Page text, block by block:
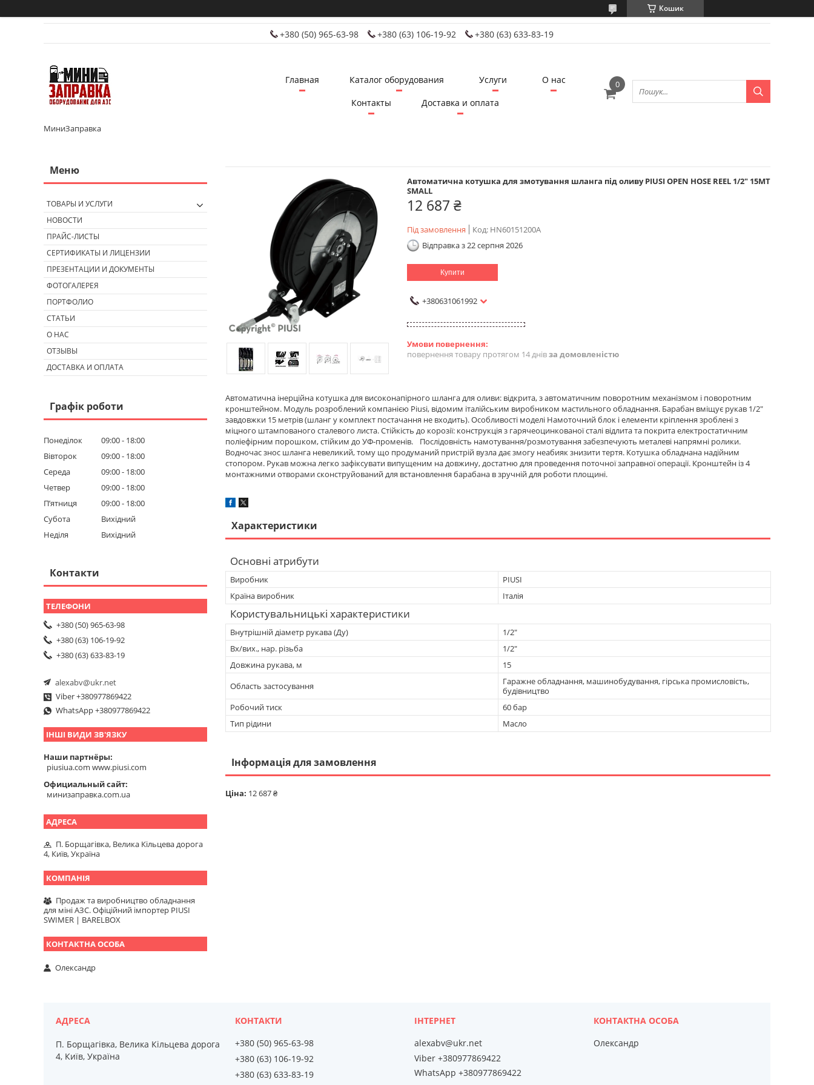
Кошик
+380 (50) 965-63-98 +380 (63) 106-19-92 +380 (63) 633-83-19
МиниЗаправка
Главная Каталог оборудования Услуги
О нас
Контакты
Доставка и оплата
Автоматична котушка для змотування шланга під оливу PIUSI OPEN HOSE REEL 1/2" 15MT
SMALL
12 687 ₴
Під замовлення Код: HN60151200A
Відправка з 22 серпня 2026
Купити
+380631061992
повернення товару протягом 14 днівза домовленістю
Автоматична інерційна котушка для високонапірного шланга для оливи: відкрита, з автоматичним поворотним механізмом і поворотним
кронштейном. Модуль розроблений компанією Piusi, відомим італійським виробником мастильного обладнання. Барабан вміщує рукав 1/2"
завдовжки 15 метрів (шланг у комплект постачання не входить). Особливості моделі Намоточний блок і елементи кріплення зроблені з
міцного штампованого сталевого листа. Стійкість до корозії: конструкція з гарячеоцинкованої сталі відлита та покрита електростатичним
поліефірним порошком, стійким до УФ-променів. Послідовність намотування/розмотування забезпечують металеві напрямні ролики.
Водночас знос шланга невеликий, тому що продуманий пристрій вузла дає змогу неабияк знизити тертя. Котушка обладнана надійним
стопором. Рукав можна легко зафіксувати випущеним на довжину, достатню для проведення поточної заправної операції. Кронштейн із 4
монтажними отворами сконструйований для встановлення барабана в зручній для роботи площині.
Характеристики
Основні атрибути
Виробник
PIUSI
Країна виробник
Італія
Користувальницькі характеристики
Внутрішній діаметр рукава (Ду)
1/2"
Вх/вих., нар. різьба
1/2"
Довжина рукава, м
15
Область застосування
Гаражне обладнання, машинобудування, гірська промисловість,
будівництво
Робочий тиск
60 бар
Тип рідини
Масло
Інформація для замовлення
Ціна: 12 687 ₴
ТОВАРЫ И УСЛУГИ
НОВОСТИ
ПРАЙС-ЛИСТЫ
СЕРТИФИКАТЫ И ЛИЦЕНЗИИ
ПРЕЗЕНТАЦИИ И ДОКУМЕНТЫ
ФОТОГАЛЕРЕЯ
ПОРТФОЛИО
СТАТЬИ
О НАС
ОТЗЫВЫ
ДОСТАВКА И ОПЛАТА
Графік роботи
Понеділок 09:00
18:00
Вівторок
09:00
18:00
Середа
09:00
18:00
Четвер
09:00
18:00
Пʼятниця
09:00
18:00
Субота
Вихідний
Неділя
Вихідний
Контакти
+380 (50) 965-63-98
+380 (63) 106-19-92
+380 (63) 633-83-19
alexabv@ukr.net
Viber +380977869422
WhatsApp +380977869422
ІНШІ ВИДИ ЗВ'ЯЗКУ
Наши партнёры
piusiua.com www.piusi.com
Официальный сайт
минизаправка.com.ua
П. Борщагівка, Велика Кільцева дорога
4, Київ, Україна
Продаж та виробництво обладнання
для міні АЗС. Офіційний імпортер PIUSI
SWIMER | BARELBOX
Олександр
П. Борщагівка, Велика Кільцева дорога
4, Київ, Україна
+380 (50) 965-63-98
+380 (63) 106-19-92
+380 (63) 633-83-19
alexabv@ukr.net
Viber +380977869422
WhatsApp +380977869422
Олександр